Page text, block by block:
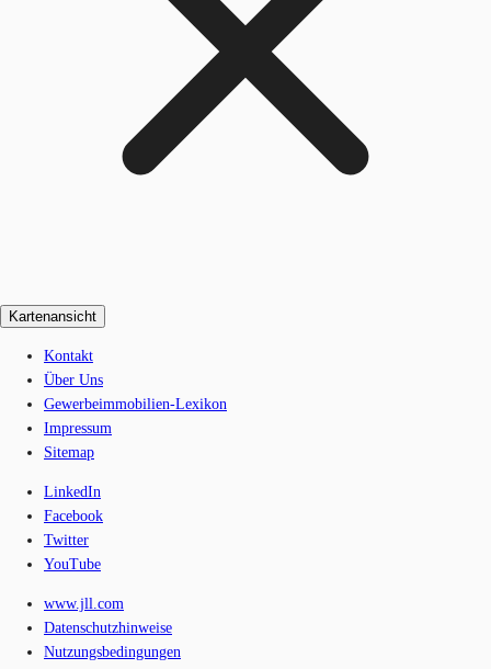
Kartenansicht
Kontakt
Über Uns
Gewerbeimmobilien-Lexikon
Impressum
Sitemap
LinkedIn
Facebook
Twitter
YouTube
www.jll.com
Datenschutzhinweise
Nutzungsbedingungen